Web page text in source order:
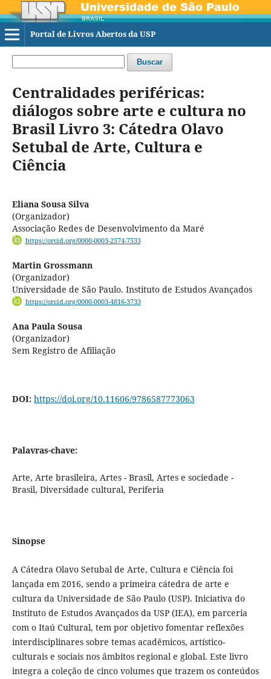
Portal de Livros Abertos da USP
Buscar
Centralidades periféricas:
diálogos sobre arte e cultura no
Brasil Livro 3: Cátedra Olavo
Setubal de Arte, Cultura e
Ciência
Eliana Sousa Silva
(Organizador)
Associação Redes de Desenvolvimento da Maré
https://orcid.org/0000-0003-2574-7533
Martin Grossmann
(Organizador)
Universidade de São Paulo. Instituto de Estudos Avançados
https://orcid.org/0000-0003-4816-3733
Ana Paula Sousa
(Organizador)
Sem Registro de Afiliação
DOI: https://doi.org/10.11606/9786587773063
Palavras-chave:
Arte, Arte brasileira, Artes - Brasil, Artes e sociedade -
Brasil, Diversidade cultural, Periferia
Sinopse
A Cátedra Olavo Setubal de Arte, Cultura e Ciência foi
lançada em 2016, sendo a primeira cátedra de arte e
cultura da Universidade de São Paulo (USP). Iniciativa do
Instituto de Estudos Avançados da USP (IEA), em parceria
com o Itaú Cultural, tem por objetivo fomentar reflexões
interdisciplinares sobre temas acadêmicos, artístico-
culturais e sociais nos âmbitos regional e global. Este livro
integra a coleção de cinco volumes que trazem os conteúdos